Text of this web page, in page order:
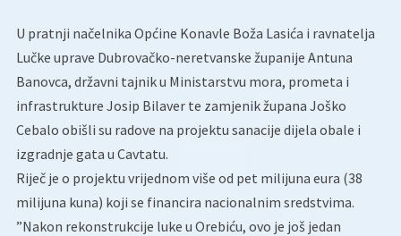
U pratnji načelnika Općine Konavle Boža Lasića i ravnatelja
Lučke uprave Dubrovačko-neretvanske županije Antuna
Banovca, državni tajnik u Ministarstvu mora, prometa i
infrastrukture Josip Bilaver te zamjenik župana Joško
Cebalo obišli su radove na projektu sanacije dijela obale i
izgradnje gata u Cavtatu.
Riječ je o projektu vrijednom više od pet milijuna eura (38
milijuna kuna) koji se financira nacionalnim sredstvima.
”Nakon rekonstrukcije luke u Orebiću, ovo je još jedan